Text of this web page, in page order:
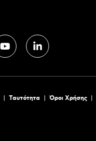
Tαυτότητα Όροι Χρήσης